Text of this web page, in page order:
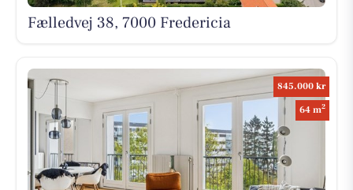
Fælledvej 38, 7000 Fredericia
845.000 kr
64 m2